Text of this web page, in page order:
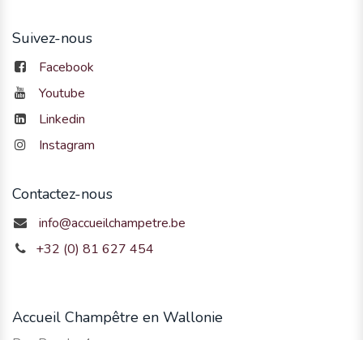
Suivez-nous
Facebook
Youtube
Linkedin
Instagram
Contactez-nous
info@accueilchampetre.be
+32 (0) 81 627 454
Accueil Champêtre en Wallonie